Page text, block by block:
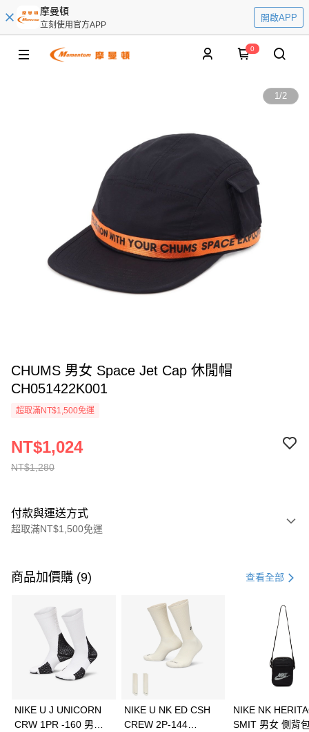
摩曼頓
立刻使用官方APP
開啟APP
0
1/2
CHUMS 男女 Space Jet Cap 休閒帽
CH051422K001
超取滿NT$1,500免運
NT$1,280
NT$1,024
付款與運送方式
超取滿NT$1,500免運
信用卡一次付款
3 期 0 利率 每期 21家銀行
合作金庫商業銀行
第一商業銀行
華南商業銀行
彰化商業銀行
上海商業儲蓄銀行
Apple Pay
全盈+PAY
商品加價購 (9) 查看全部
NIKE U J UNICORN
CRW 1PR -160 男女
NIKE U NK ED CSH
CREW 2P-144
NIKE NK
SMIT 男女 側背